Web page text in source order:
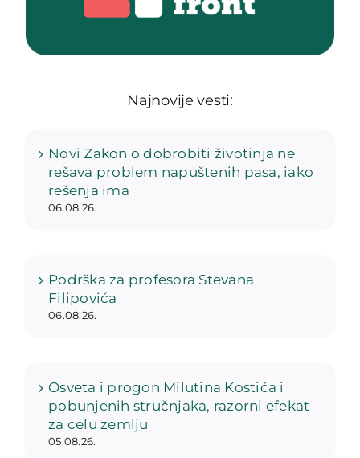
Najnovije vesti:
Novi Zakon o dobrobiti životinja ne
rešava problem napuštenih pasa, iako
rešenja ima
06.08.26.
Podrška za profesora Stevana
Filipovića
06.08.26.
Osveta i progon Milutina Kostića i
pobunjenih stručnjaka, razorni efekat
za celu zemlju
05.08.26.